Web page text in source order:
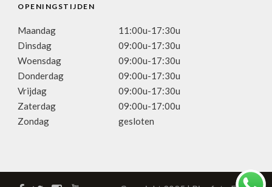
OPENINGSTIJDEN
Maandag
11:00u-17:30u
Dinsdag
09:00u-17:30u
Woensdag
09:00u-17:30u
Donderdag
09:00u-17:30u
Vrijdag
09:00u-17:30u
Zaterdag
09:00u-17:00u
Zondag
gesloten